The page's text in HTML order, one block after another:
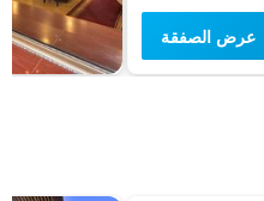
عرض الصفقة